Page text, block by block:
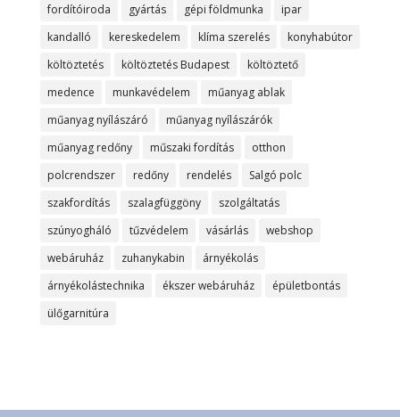
fordítóiroda
gyártás gépi földmunka
ipar
kandalló
kereskedelem klíma szerelés
konyhabútor
költöztetés
költöztetés Budapest
költöztető
medence
munkavédelem
műanyag ablak
műanyag nyílászáró
műanyag nyílászárók
műanyag redőny
műszaki fordítás
otthon
polcrendszer
redőny rendelés
Salgó polc
szakfordítás
szalagfüggöny
szolgáltatás
szúnyogháló
tűzvédelem vásárlás
webshop
webáruház
zuhanykabin
árnyékolás
árnyékolástechnika
ékszer webáruház
épületbontás
ülőgarnitúra